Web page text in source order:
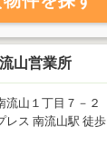
山営業所
流山１丁目７－２
レス 南流山駅 徒